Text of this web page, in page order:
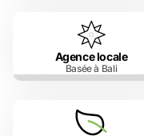
Agence locale
Basée à Bali